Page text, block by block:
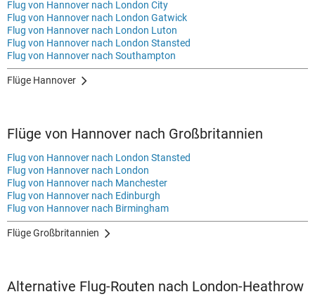
Flug von Hannover nach London City
Flug von Hannover nach London Gatwick
Flug von Hannover nach London Luton
Flug von Hannover nach London Stansted
Flug von Hannover nach Southampton
Flüge Hannover
Flüge von Hannover nach Großbritannien
Flug von Hannover nach London Stansted
Flug von Hannover nach London
Flug von Hannover nach Manchester
Flug von Hannover nach Edinburgh
Flug von Hannover nach Birmingham
Flüge Großbritannien
Alternative Flug-Routen nach London-Heathrow